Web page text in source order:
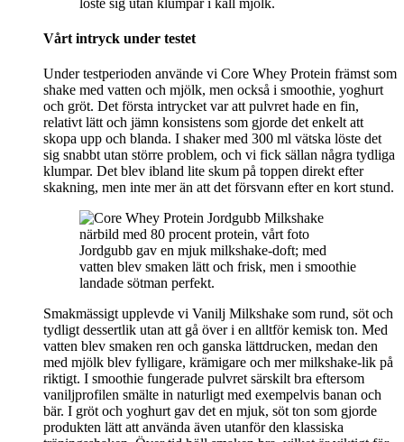
Vårt intryck under testet
Under testperioden använde vi Core Whey Protein främst som
shake med vatten och mjölk, men också i smoothie, yoghurt
och gröt. Det första intrycket var att pulvret hade en fin,
relativt lätt och jämn konsistens som gjorde det enkelt att
skopa upp och blanda. I shaker med 300 ml vätska löste det
sig snabbt utan större problem, och vi fick sällan några tydliga
klumpar. Det blev ibland lite skum på toppen direkt efter
skakning, men inte mer än att det försvann efter en kort stund.
Jordgubb gav en mjuk milkshake-doft; med
vatten blev smaken lätt och frisk, men i smoothie
landade sötman perfekt.
Smakmässigt upplevde vi Vanilj Milkshake som rund, söt och
tydligt dessertlik utan att gå över i en alltför kemisk ton. Med
vatten blev smaken ren och ganska lättdrucken, medan den
med mjölk blev fylligare, krämigare och mer milkshake-lik på
riktigt. I smoothie fungerade pulvret särskilt bra eftersom
vaniljprofilen smälte in naturligt med exempelvis banan och
bär. I gröt och yoghurt gav det en mjuk, söt ton som gjorde
produkten lätt att använda även utanför den klassiska